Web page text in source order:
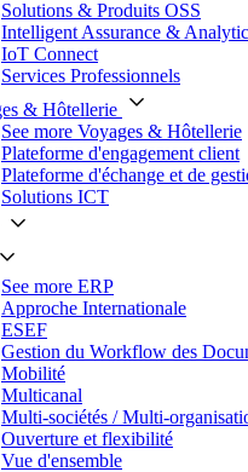
Solutions & Produits OSS
Intelligent Assurance &
IoT Connect
Services Professionnels
& Hôtellerie
See more Voyages & Hôtellerie
Plateforme d'engagement client
Plateforme d'échange et de
Solutions ICT
See more ERP
Approche Internationale
ESEF
Gestion du Workflow des
Mobilité
Multicanal
Multi-sociétés / Multi-
Ouverture et flexibilité
Vue d'ensemble